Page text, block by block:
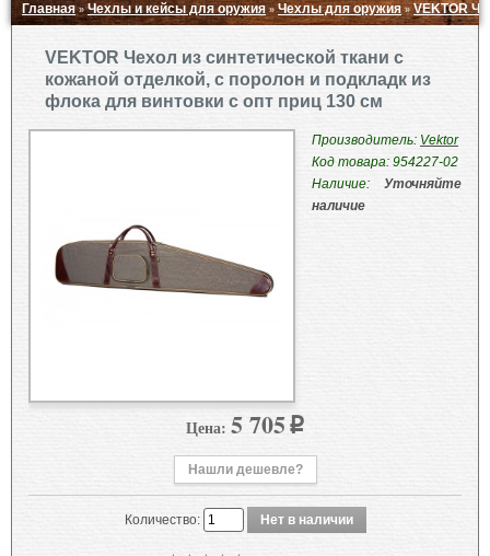
Главная»Чехлы и кейсы для оружия »Чехлы для оружия»VEKTOR
VEKTOR Чехол из синтетической ткани с
кожаной отделкой, с поролон и подкладк из
флока для винтовки с опт приц 130 см
Производитель: Vektor
Код товара: 954227-02
Наличие: Уточняйте
наличие
Цена: 5 705 p
Нашли дешевле?
Количество: